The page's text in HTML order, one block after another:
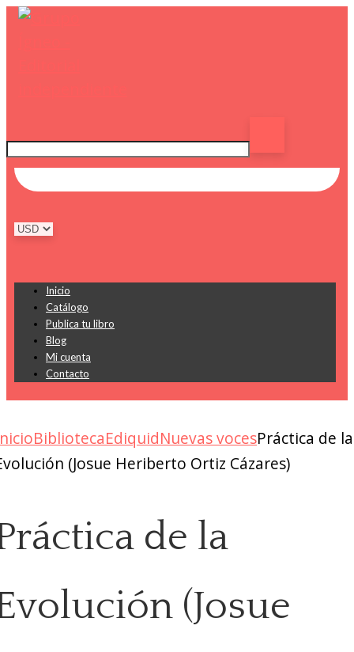
Inicio
Catálogo
Publica tu libro
Blog
Mi cuenta
Contacto
BibliotecaEdiquidNuevas vocesPráctica de la
(Josue Heriberto Ortiz Cázares)
de la
(Josue